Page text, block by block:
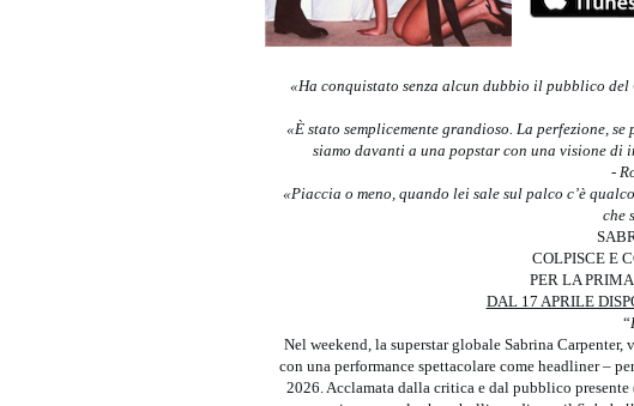
«Ha conquistato senza alcun dubbio il pubblico
«È stato semplicemente grandioso. La perfezione,
siamo davanti a una popstar con una visione di
-
«Piaccia o meno, quando lei sale sul palco c’è
che
COLPISCE E
PER LA
DAL 17 APRILE
“
Nel weekend, la superstar globale Sabrina
con una performance spettacolare come headliner –
2026. Acclamata dalla critica e dal pubblico